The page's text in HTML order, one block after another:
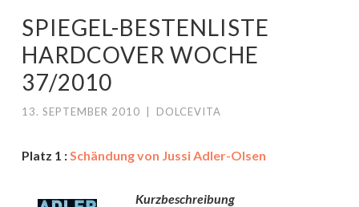
SPIEGEL-BESTENLISTE
HARDCOVER WOCHE
37/2010
13. SEPTEMBER 2010 DOLCEVITA
Platz 1 :Schändung von Jussi Adler-Olsen
Kurzbeschreibung